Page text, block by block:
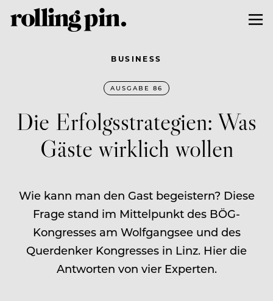
BUSINESS
AUSGABE 86
Die Erfolgsstrategien: Was
Gäste wirklich wollen
Wie kann man den Gast begeistern? Diese
Frage stand im Mittelpunkt des BÖG-
Kongresses am Wolfgangsee und des
Querdenker Kongresses in Linz. Hier die
Antworten von vier Experten.